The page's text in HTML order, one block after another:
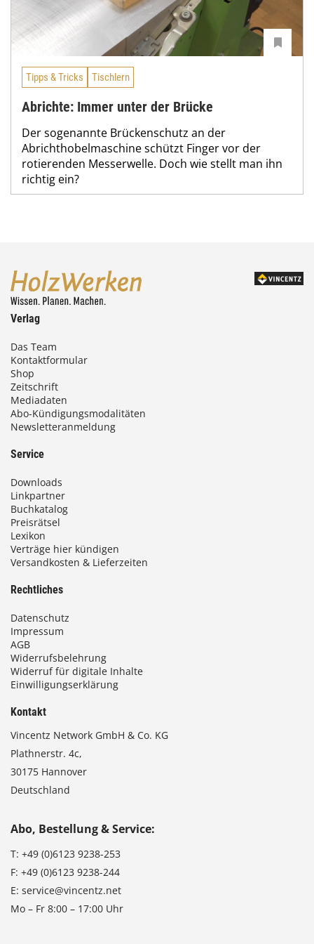
Tipps & Tricks Tischlern
Abrichte: Immer unter der Brücke
Der sogenannte Brückenschutz an der
Abrichthobelmaschine schützt Finger vor der
rotierenden Messerwelle. Doch wie stellt man ihn
richtig ein?
Verlag
Das Team
Kontaktformular
Shop
Zeitschrift
Mediadaten
Abo-Kündigungsmodalitäten
Newsletteranmeldung
Service
Downloads
Linkpartner
Buchkatalog
Preisrätsel
Lexikon
Verträge hier kündigen
Versandkosten & Lieferzeiten
Rechtliches
Datenschutz
Impressum
AGB
Widerrufsbelehrung
Widerruf für digitale Inhalte
Einwilligungserklärung
Kontakt
Vincentz Network GmbH & Co. KG
Plathnerstr. 4c,
30175 Hannover
Deutschland
Abo, Bestellung & Service:
T: +49 (0)6123 9238-253
F: +49 (0)6123 9238-244
E: service@vincentz.net
Mo – Fr 8:00 – 17:00 Uhr